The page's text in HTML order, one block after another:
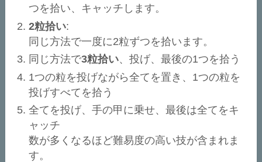
つを拾い、キャッチします。
2粒拾い:
同じ方法で一度に2粒ずつを拾います。
同じ方法で3粒拾い、投げ、最後の1つを拾う
1つの粒を投げながら全てを置き、1つの粒を
投げすべてを拾う
全てを投げ、手の甲に乗せ、最後は全てをキ
ャッチ
数が多くなるほど難易度の高い技が含まれま
す。